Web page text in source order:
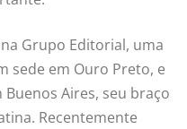
Grupo Editorial, uma
sede em Ouro Preto, e
Aires, seu braço
Recentemente